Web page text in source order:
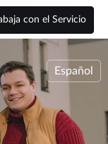
con el Servicio
Español